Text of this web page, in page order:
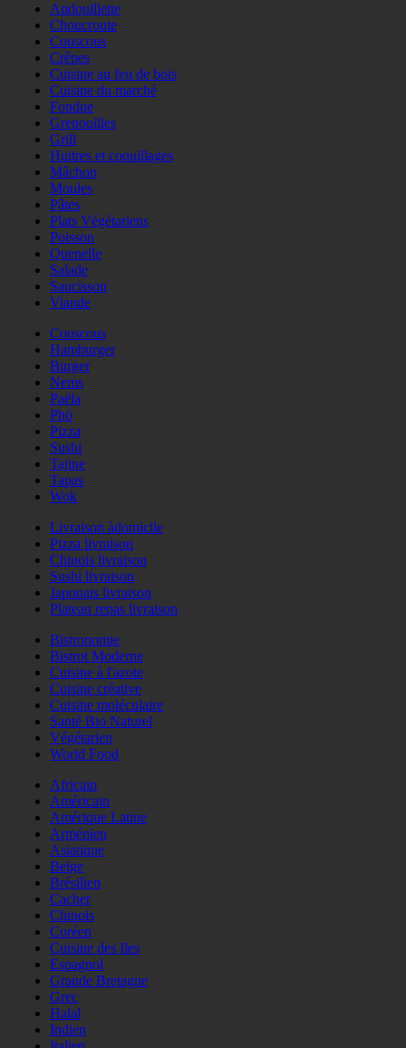
Andouillette
Choucroute
Couscous
Crêpes
Cuisine au feu de bois
Cuisine du marché
Fondue
Grenouilles
Grill
Huitres et coquillages
Mâchon
Moules
Pâtes
Plats Végétariens
Poisson
Quenelle
Salade
Saucisson
Viande
Couscous
Hamburger
Burger
Nems
Paëla
Phö
Pizza
Sushi
Tajine
Tapas
Wok
Livraison àdomicile
Pizza livraison
Chinois livraison
Sushi livraison
Japonais livraison
Plateau repas livraison
Bistronomie
Bistrot Moderne
Cuisine à l'azote
Cuisine créative
Cuisine moléculaire
Santé Bio Naturel
Végétarien
World Food
Africain
Américain
Amérique Latine
Arménien
Asiatique
Belge
Brésilien
Cacher
Chinois
Coréen
Cuisine des Iles
Espagnol
Grande Bretagne
Grec
Halal
Indien